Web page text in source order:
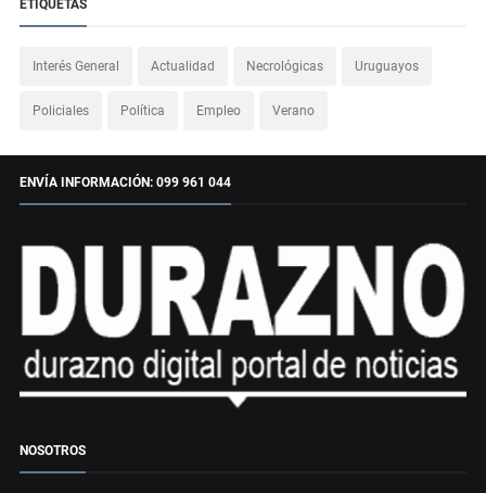
ETIQUETAS
Interés General Actualidad Necrológicas Uruguayos
Policiales Política Empleo Verano
ENVÍA INFORMACIÓN: 099 961 044
NOSOTROS